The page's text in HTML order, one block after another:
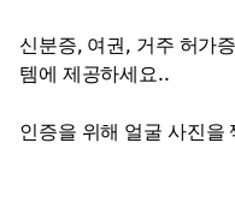
신분증, 여권, 거주 허가
템에 제공하세요..
인증을 위해 얼굴 사진을